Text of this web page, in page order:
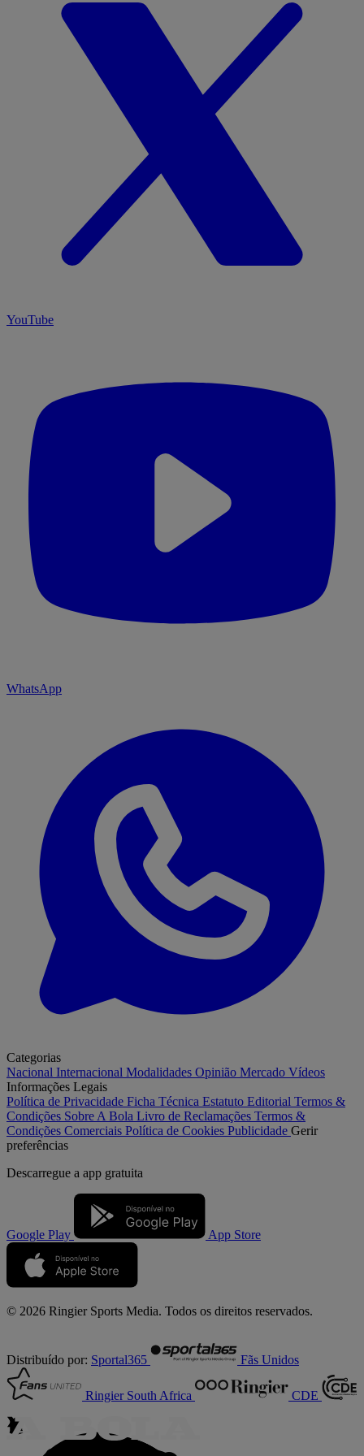
YouTube
WhatsApp
Categorias
Nacional Internacional Modalidades Opinião Mercado Vídeos
Informações Legais
Política de Privacidade Ficha Técnica Estatuto Editorial Termos &
Condições Sobre A Bola Livro de Reclamações Termos &
Condições Comerciais Política de Cookies Publicidade Gerir
preferências
Descarregue a app gratuita
Google Play App Store
© 2026 Ringier Sports Media. Todos os direitos reservados.
Distribuído por: Sportal365 Fãs Unidos
Ringier South Africa CDE